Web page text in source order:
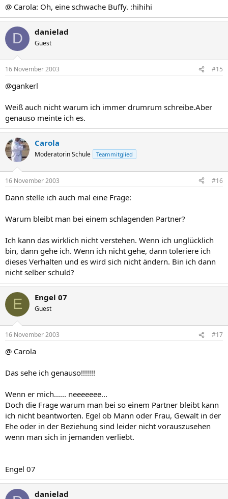
@ Carola: Oh, eine schwache Buffy. :hihihi
D danielad
Guest
16 November 2003 #15
@gankerl
Weiß auch nicht warum ich immer drumrum schreibe.Aber
genauso meinte ich es.
Carola
Moderatorin Schule Teammitglied
16 November 2003 #16
Dann stelle ich auch mal eine Frage:
Warum bleibt man bei einem schlagenden Partner?
Ich kann das wirklich nicht verstehen. Wenn ich unglücklich
bin, dann gehe ich. Wenn ich nicht gehe, dann toleriere ich
dieses Verhalten und es wird sich nicht ändern. Bin ich dann
nicht selber schuld?
E Engel 07
Guest
16 November 2003 #17
@ Carola
Das sehe ich genauso!!!!!!!
Wenn er mich...... neeeeeee...
Doch die Frage warum man bei so einem Partner bleibt kann
ich nicht beantworten. Egel ob Mann oder Frau, Gewalt in der
Ehe oder in der Beziehung sind leider nicht vorauszusehen
wenn man sich in jemanden verliebt.
Engel 07
danielad